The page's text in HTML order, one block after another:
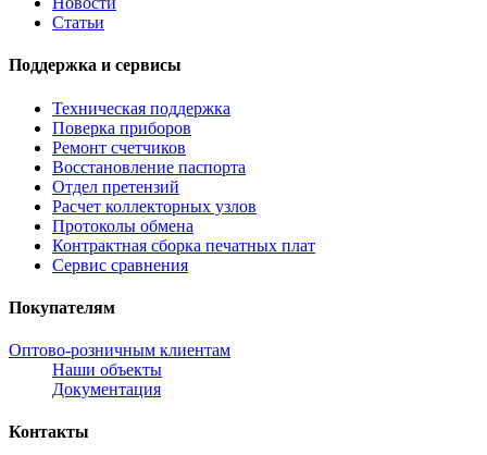
Статьи
Поддержка и сервисы
Техническая поддержка
Поверка приборов
Ремонт счетчиков
Восстановление паспорта
Отдел претензий
Расчет коллекторных узлов
Протоколы обмена
Контрактная сборка печатных плат
Сервис сравнения
Покупателям
Оптово-розничным клиентам
Наши объекты
Документация
Контакты